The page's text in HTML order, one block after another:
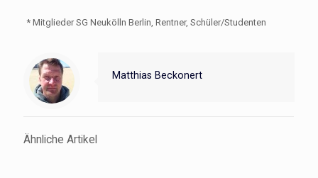
* Mitglieder SG Neukölln Berlin, Rentner, Schüler/Studenten
Matthias Beckonert
Ähnliche Artikel